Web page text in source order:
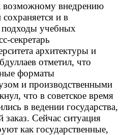
возможному внедрению
и в
подходы учебных
секретарь
архитектуры и
отметил, что
форматы
и производственными
что в советское время
в ведении государства,
Сейчас ситуация
как государственные,